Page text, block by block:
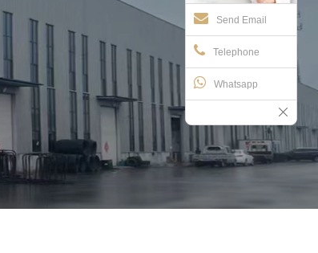
Send Email
Telephone
Whatsapp